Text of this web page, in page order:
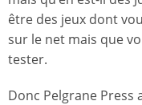
être des jeux dont
sur le net mais que
tester.
Donc Pelgrane Press